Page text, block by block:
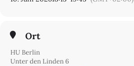
Ort
HU Berlin
Unter den Linden 6